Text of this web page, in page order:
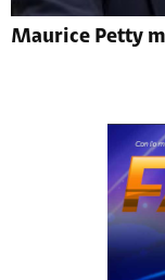
Maurice Petty